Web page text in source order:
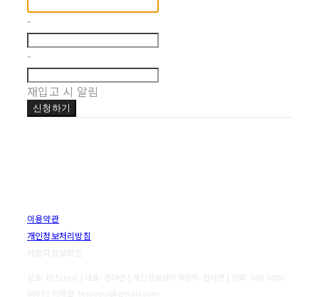
-
-
재입고 시 알림
신청하기
이용약관
개인정보처리방침
사업자정보확인
상호: 테스(tes) | 대표: 전다연 | 개인정보관리책임자: 전다연 | 전화: 000-0000-
0000 | 이메일: tesseoul@gmail.com